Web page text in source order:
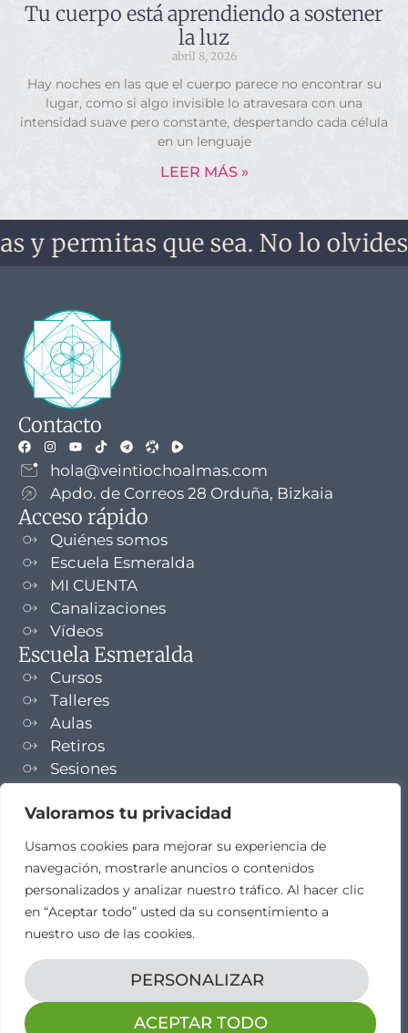
Valoramos tu privacidad
Usamos cookies para mejorar su experiencia de
navegación, mostrarle anuncios o contenidos
personalizados y analizar nuestro tráfico. Al hacer clic
en “Aceptar todo” usted da su consentimiento a
nuestro uso de las cookies.
PERSONALIZAR
ACEPTAR TODO
Tu cuerpo está aprendiendo a sostener
la luz
abril 8, 2026
Hay noches en las que el cuerpo parece no encontrar su
lugar, como si algo invisible lo atravesara con una
intensidad suave pero constante, despertando cada célula
en un lenguaje
LEER MÁS »
que sea. No lo olvides, no te
Contacto
hola@veintiochoalmas.com
Apdo. de Correos 28 Orduña, Bizkaia
Acceso rápido
Quiénes somos
Escuela Esmeralda
MI CUENTA
Canalizaciones
Vídeos
Escuela Esmeralda
Cursos
Talleres
Aulas
Retiros
Sesiones
NEWSLETTER
TELEGRAM
Aviso legal
Diseño web por elestudio28​